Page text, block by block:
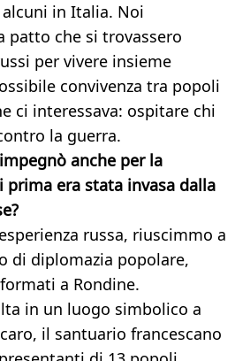
in Italia. Noi
patto che si trovassero
per vivere insieme
convivenza tra popoli
ci interessava: ospitare chi
la guerra.
anche per la
prima era stata invasa dalla
russa, riuscimmo a
di diplomazia popolare,
a Rondine.
in un luogo simbolico a
il santuario francescano